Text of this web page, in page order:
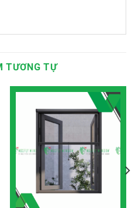
TƯƠNG TỰ